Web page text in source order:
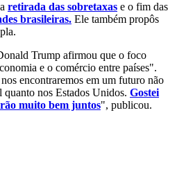
retirada das sobretaxas e o fim das
brasileiras. Ele também propôs
Trump afirmou que o foco
e o comércio entre países".
encontraremos em um futuro não
nos Estados Unidos. Gostei
muito bem juntos", publicou.